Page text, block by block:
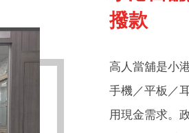
撥款
高人當舖是小
手機／平板／
用現金需求。